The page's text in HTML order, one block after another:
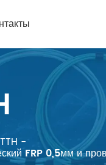
-
FRP 0,5мм и